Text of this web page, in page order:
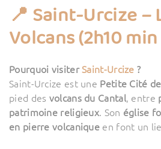
📍 Saint-Urcize –
Volcans (2h10
Pourquoi visiterSaint-Urcize ?
Saint-Urcize est une Petite Cité
pied des volcans du Cantal, entre
patrimoine religieux. Son église
en pierre volcanique en font un